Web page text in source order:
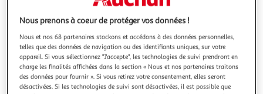
Illustration
Illustration
Nous prenons à coeur de protéger vos données !
Nous et nos 68 partenaires stockons et accédons à des données personnelles,
telles que des données de navigation ou des identifiants uniques, sur votre
appareil. Si vous sélectionnez "J'accepte", les technologies de suivi prendront en
charge les finalités affichées dans la section « Nous et nos partenaires traitons
des données pour fournir ». Si vous retirez votre consentement, elles seront
désactivées. Si les technologies de suivi sont désactivées, il est possible que